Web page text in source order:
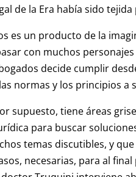
de la Era había sido
es un producto de la
con muchos
decide cumplir
normas y los principios a
supuesto, tiene áreas
para buscar
temas discutibles, y
necesarias, para al